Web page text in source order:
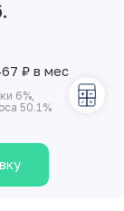
₽ в мес
6%,
50.1%